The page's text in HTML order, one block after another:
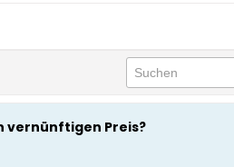
vernünftigen Preis?